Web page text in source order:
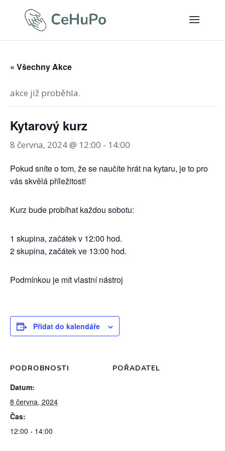
« Všechny Akce
akce již proběhla.
Kytarový kurz
8 června, 2024 @ 12:00 - 14:00
Pokud sníte o tom, že se naučíte hrát na kytaru, je to pro
vás skvělá příležitost!
Kurz bude probíhat každou sobotu:
1 skupina, začátek v 12:00 hod.
2 skupina, začátek ve 13:00 hod.
Podmínkou je mít vlastní nástroj
Přidat do kalendáře
PODROBNOSTI
Datum:
8 června, 2024
Čas:
12:00 - 14:00
POŘADATEL